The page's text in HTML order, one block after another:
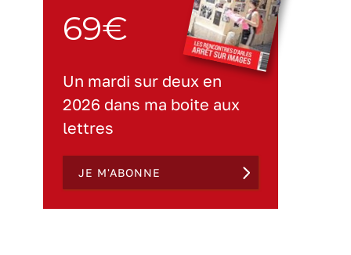
69€
Un mardi sur deux en
2026 dans ma boite aux
lettres
JE M'ABONNE